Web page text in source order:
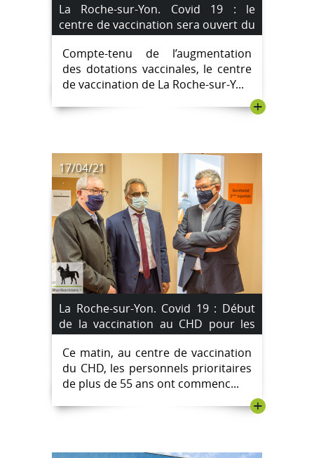
La Roche-sur-Yon. Covid 19 : le
centre de vaccination sera ouvert du
lundi au vendredi à partir du lundi 26
avril 2021
Compte-tenu de l’augmentation
des dotations vaccinales, le centre
de vaccination de La Roche-sur-Y...
+
17/04/21
La Roche-sur-Yon. Covid 19 : Début
de la vaccination au CHD pour les
personnels prioritaires de plus de 55
ans.
Ce matin, au centre de vaccination
du CHD, les personnels prioritaires
de plus de 55 ans ont commenc...
+